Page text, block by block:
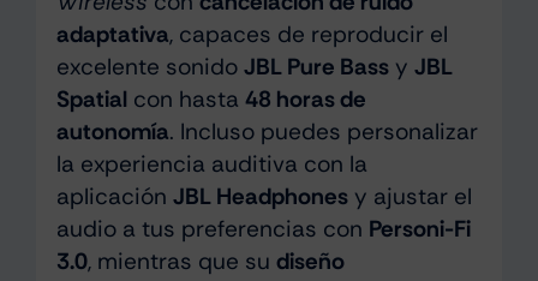
adaptativa, capaces de reproducir el
excelente sonido JBL Pure Bassy JBL
Spatial con hasta 48 horas de
autonomía. Incluso puedes personalizar
la experiencia auditiva con la
aplicación JBL Headphonesy ajustar el
audio a tus preferencias con Personi-Fi
3.0, mientras que su diseño